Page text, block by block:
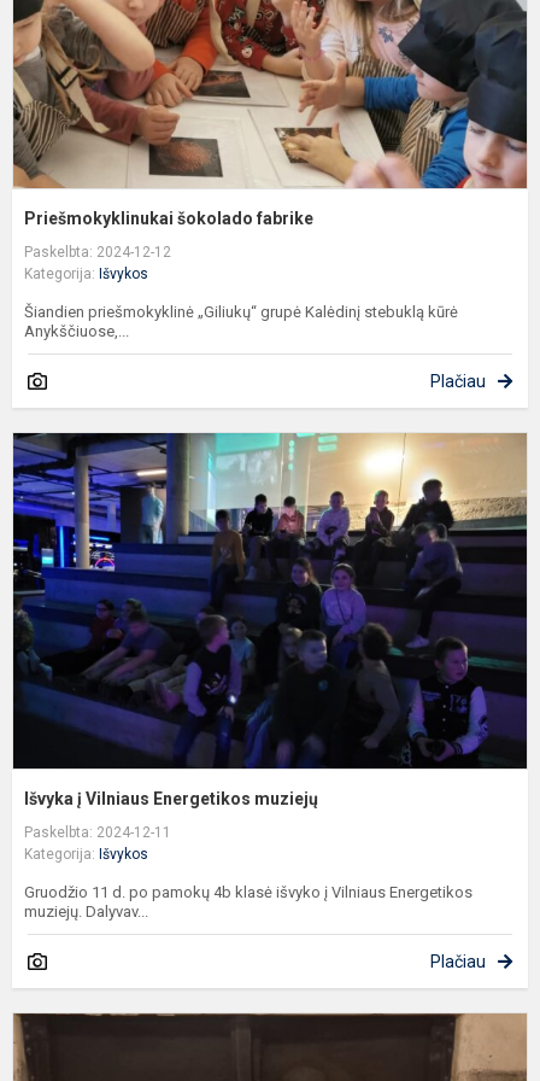
Priešmokyklinukai šokolado fabrike
Paskelbta: 2024-12-12
Kategorija: Išvykos
Šiandien priešmokyklinė „Giliukų“ grupė Kalėdinį stebuklą kūrė
Anykščiuose,...
Plačiau
Išvyka į Vilniaus Energetikos muziejų
Paskelbta: 2024-12-11
Kategorija: Išvykos
Gruodžio 11 d. po pamokų 4b klasė išvyko į Vilniaus Energetikos
muziejų. Dalyvav...
Plačiau